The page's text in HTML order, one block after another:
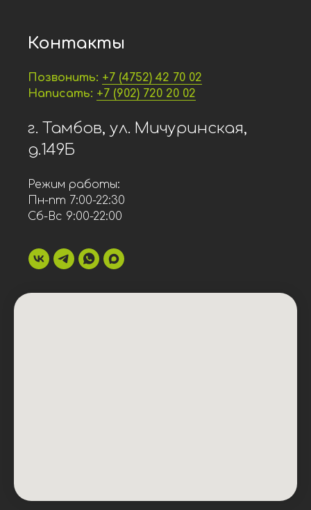
Контакты
Позвонить: +7 (4752) 42 70 02
Написать: +7 (902) 720 20 02
г. Тамбов, ул. Мичуринская,
д.149Б
Режим работы:
Пн-пт 7:00-22:30
Сб-Вс 9:00-22:00